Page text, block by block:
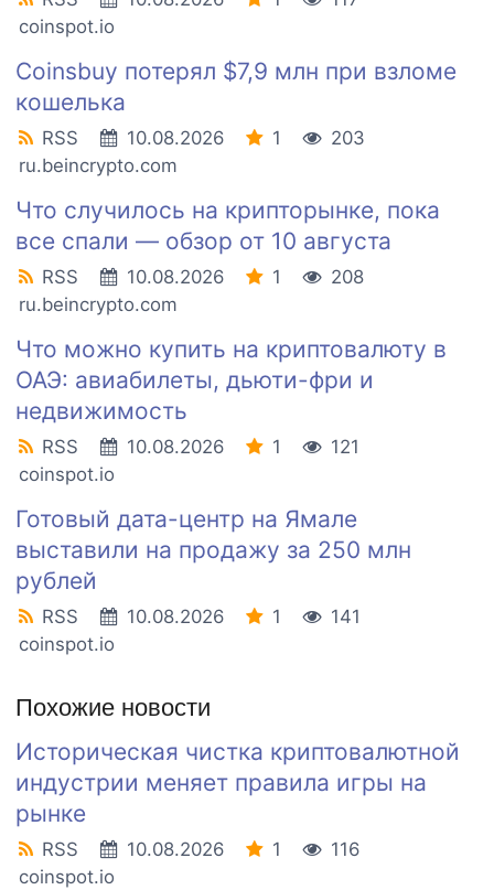
coinspot.io
Coinsbuy потерял $7,9 млн при взломе
кошелька
RSS 10.08.2026 1
203
ru.beincrypto.com
Что случилось на крипторынке, пока
все спали — обзор от 10 августа
RSS 10.08.2026 1
208
ru.beincrypto.com
Что можно купить на криптовалюту в
ОАЭ: авиабилеты, дьюти-фри и
недвижимость
RSS 10.08.2026 1
121
coinspot.io
Готовый дата-центр на Ямале
выставили на продажу за 250 млн
рублей
RSS 10.08.2026 1
141
coinspot.io
Похожие новости
Историческая чистка криптовалютной
индустрии меняет правила игры на
рынке
RSS 10.08.2026 1
116
coinspot.io